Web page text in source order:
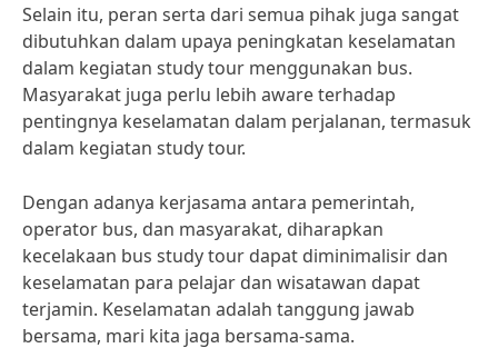
Selain itu, peran serta dari semua pihak juga sangat
dibutuhkan dalam upaya peningkatan keselamatan
dalam kegiatan study tour menggunakan bus.
Masyarakat juga perlu lebih aware terhadap
pentingnya keselamatan dalam perjalanan, termasuk
dalam kegiatan study tour.
Dengan adanya kerjasama antara pemerintah,
operator bus, dan masyarakat, diharapkan
kecelakaan bus study tour dapat diminimalisir dan
keselamatan para pelajar dan wisatawan dapat
terjamin. Keselamatan adalah tanggung jawab
bersama, mari kita jaga bersama-sama.